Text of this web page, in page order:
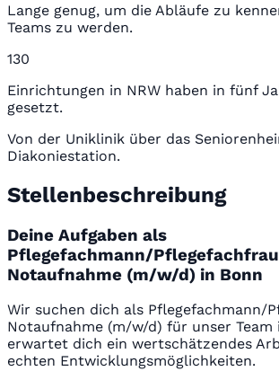
Lange genug, um die Abläufe zu
Teams zu werden.
130
Einrichtungen in NRW haben in fünf
gesetzt.
Von der Uniklinik über das
Diakoniestation.
Stellenbeschreibung
Deine Aufgaben als
Pflegefachmann/
Notaufnahme (m/w/d) in Bonn
Wir suchen dich als Pflegefachmann/
Notaufnahme (m/w/d) für unser Team
erwartet dich ein wertschätzendes
echten Entwicklungsmöglichkeiten.